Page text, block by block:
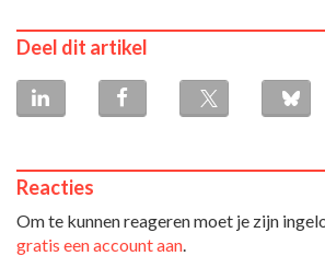
Deel dit artikel
Reacties
Om te kunnen reageren moet je zijn
gratis een account aan